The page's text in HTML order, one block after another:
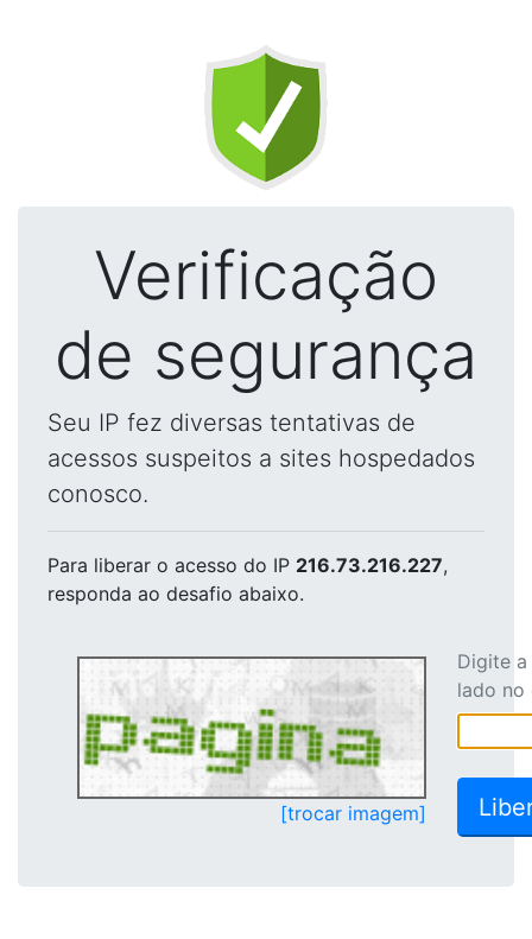
Verificação
de segurança
Seu IP fez diversas tentativas de
acessos suspeitos a sites hospedados
conosco.
Para liberar o acesso do IP 216.73.216.227,
responda ao desafio abaixo.
[trocar imagem]
Digite
lado no